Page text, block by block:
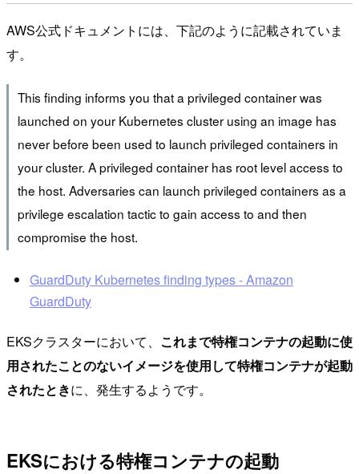
AWS公式ドキュメントには、下記のように記載されていま
す。
This finding informs you that a privileged container was
launched on your Kubernetes cluster using an image has
never before been used to launch privileged containers in
your cluster. A privileged container has root level access to
the host. Adversaries can launch privileged containers as a
privilege escalation tactic to gain access to and then
compromise the host.
GuardDuty Kubernetes finding types - Amazon
GuardDuty
EKSクラスターにおいて、 これまで特権コンテナの起動に使
用されたことのないイメージを使用して特権コンテナが起動
されたときに、発生するようです。
EKSにおける特権コンテナの起動